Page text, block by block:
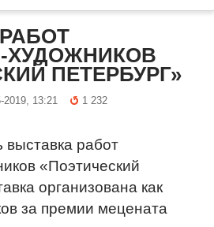
ХУДОЖНИКОВ
ПЕТЕРБУРГ»
2019, 13:21
1 232
выставка работ
«Поэтический
организована как
за премии мецената